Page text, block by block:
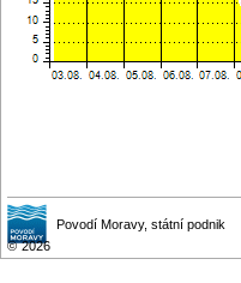
Povodí Moravy, státní podnik
© 2026